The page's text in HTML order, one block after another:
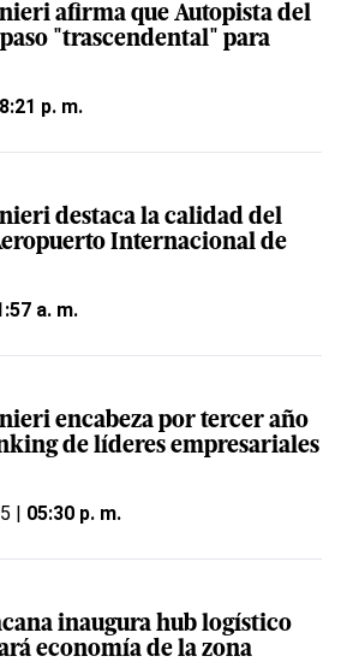
afirma que Autopista del
"trascendental" para
p. m.
destaca la calidad del
Internacional de
a. m.
encabeza por tercer año
de líderes empresariales
| 05:30 p. m.
inaugura hub logístico
economía de la zona